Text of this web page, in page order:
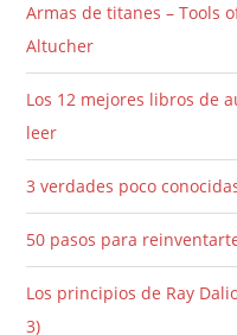
Armas de titanes – Tools
Altucher
Los 12 mejores libros de
leer
3 verdades poco
50 pasos para
Los principios de Ray
3)